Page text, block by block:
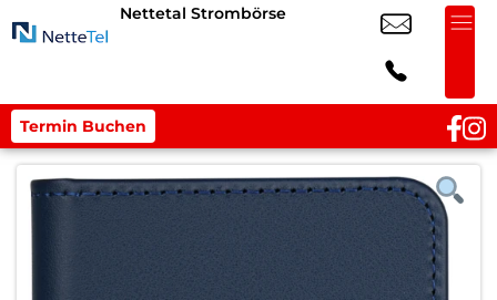
Nettetal Strombörse
Termin Buchen